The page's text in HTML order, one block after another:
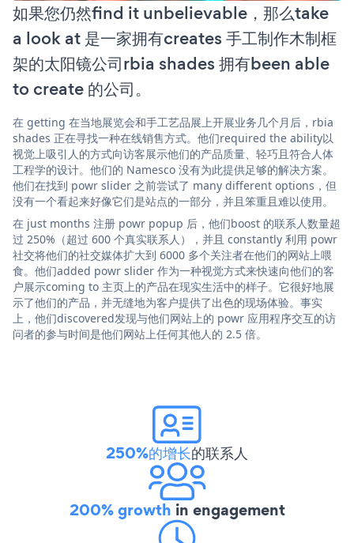
如果您仍然find it unbelievable，那么take
a look at 是一家拥有creates 手工制作木制框
架的太阳镜公司rbia shades 拥有been able
to create 的公司。
在 getting 在当地展览会和手工艺品展上开展业务几个月后，rbia
shades 正在寻找一种在线销售方式。他们required the ability以
视觉上吸引人的方式向访客展示他们的产品质量、轻巧且符合人体
工程学的设计。他们的 Namesco 没有为此提供足够的解决方案。
他们在找到 powr slider 之前尝试了 many different options，但
没有一个看起来好像它们是站点的一部分，并且笨重且难以使用。
在 just months 注册 powr popup 后，他们boost 的联系人数量超
过 250%（超过 600 个真实联系人），并且 constantly 利用 powr
社交将他们的社交媒体扩大到 6000 多个关注者在他们的网站上喂
食。他们added powr slider 作为一种视觉方式来快速向他们的客
户展示coming to 主页上的产品在现实生活中的样子。它很好地展
示了他们的产品，并无缝地为客户提供了出色的现场体验。事实
上，他们discovered发现与他们网站上的 powr 应用程序交互的访
问者的参与时间是他们网站上任何其他人的 2.5 倍。
250%的增长的联系人
200% growth in engagement